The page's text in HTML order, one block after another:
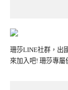
珊莎LINE社群，出
來加入吧! 珊莎專屬